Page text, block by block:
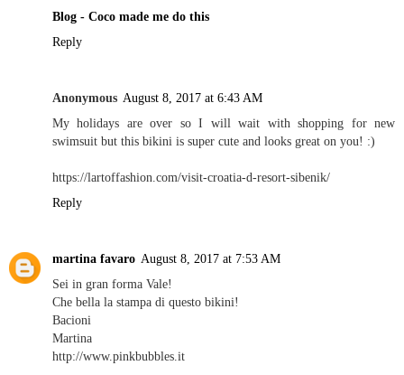
Blog - Coco made me do this
Reply
Anonymous August 8, 2017 at 6:43 AM
My holidays are over so I will wait with shopping for new
swimsuit but this bikini is super cute and looks great on you! :)
https://lartoffashion.com/visit-croatia-d-resort-sibenik/
Reply
martina favaro August 8, 2017 at 7:53 AM
Sei in gran forma Vale!
Che bella la stampa di questo bikini!
Bacioni
Martina
http://www.pinkbubbles.it